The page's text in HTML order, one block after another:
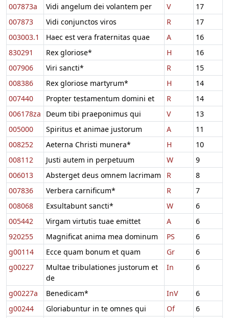
007873a
Vidi angelum dei volantem per V
17
007873
Vidi conjunctos viros R
17
003003.1
Haec est vera fraternitas quae A
16
830291
Rex gloriose* H
16
007906
Viri sancti* R
15
008386
Rex gloriose martyrum* H
14
007440
Propter testamentum domini et R
14
006178za
Deum tibi praeponimus qui V
13
005000
Spiritus et animae justorum A
11
008252
Aeterna Christi munera* H
10
008112
Justi autem in perpetuum W
9
006013
Absterget deus omnem lacrimam R
8
007836
Verbera carnificum* R
7
008068
Exsultabunt sancti* W
6
005442
Virgam virtutis tuae emittet A
6
920255
Magnificat anima mea dominum PS
6
g00114
Ecce quam bonum et quam Gr
6
g00227
Multae tribulationes justorum et
de
In 6
g00227a Benedicam* InV
6
g00244
Gloriabuntur in te omnes qui Of
6